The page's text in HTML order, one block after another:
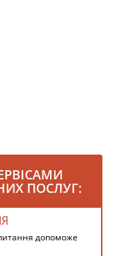
ПОСЛУГ:
допоможе